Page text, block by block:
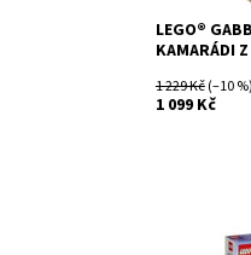
LEGO®
KAMARÁDI
1 229 Kč(–10 %)
1 099 Kč